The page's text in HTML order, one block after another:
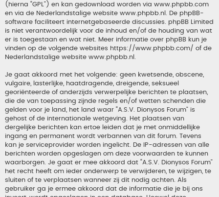
(hierna “GPL”) en kan gedownload worden via www.phpbb.com
en via de Nederlandstalige website www.phpbb.nl . De phpBB-
software faciliteert internetgebaseerde discussies. phpBB Limited
is niet verantwoordelijk voor de inhoud en/of de houding van wat
er is toegestaan en wat niet. Meer informatie over phpBB kun je
vinden op de volgende websites https://www.phpbb.com/ of de
Nederlandstalige website www.phpbb.nl
Je gaat akkoord met het volgende: geen kwetsende, obscene,
vulgaire, lasterlijke, haatdragende, dreigende, seksueel
georiënteerde of anderzijds verwerpelijke berichten te plaatsen,
die de van toepassing zijnde regels en/of wetten schenden die
gelden voor je land, het land waar “A.S.V. Dionysos Forum” is
gehost of de internationale wetgeving. Het plaatsen van
dergelijke berichten kan ertoe leiden dat je met onmiddellijke
ingang en permanent wordt verbannen van dit forum. Tevens
kan je serviceprovider worden ingelicht. De IP-adressen van alle
berichten worden opgeslagen om deze voorwaarden te kunnen
waarborgen. Je gaat er mee akkoord dat “A.S.V. Dionysos Forum”
het recht heeft om ieder onderwerp te verwijderen, te wijzigen, te
sluiten of te verplaatsen wanneer zij dit nodig achten. Als
gebruiker ga je ermee akkoord dat de informatie die je bij ons